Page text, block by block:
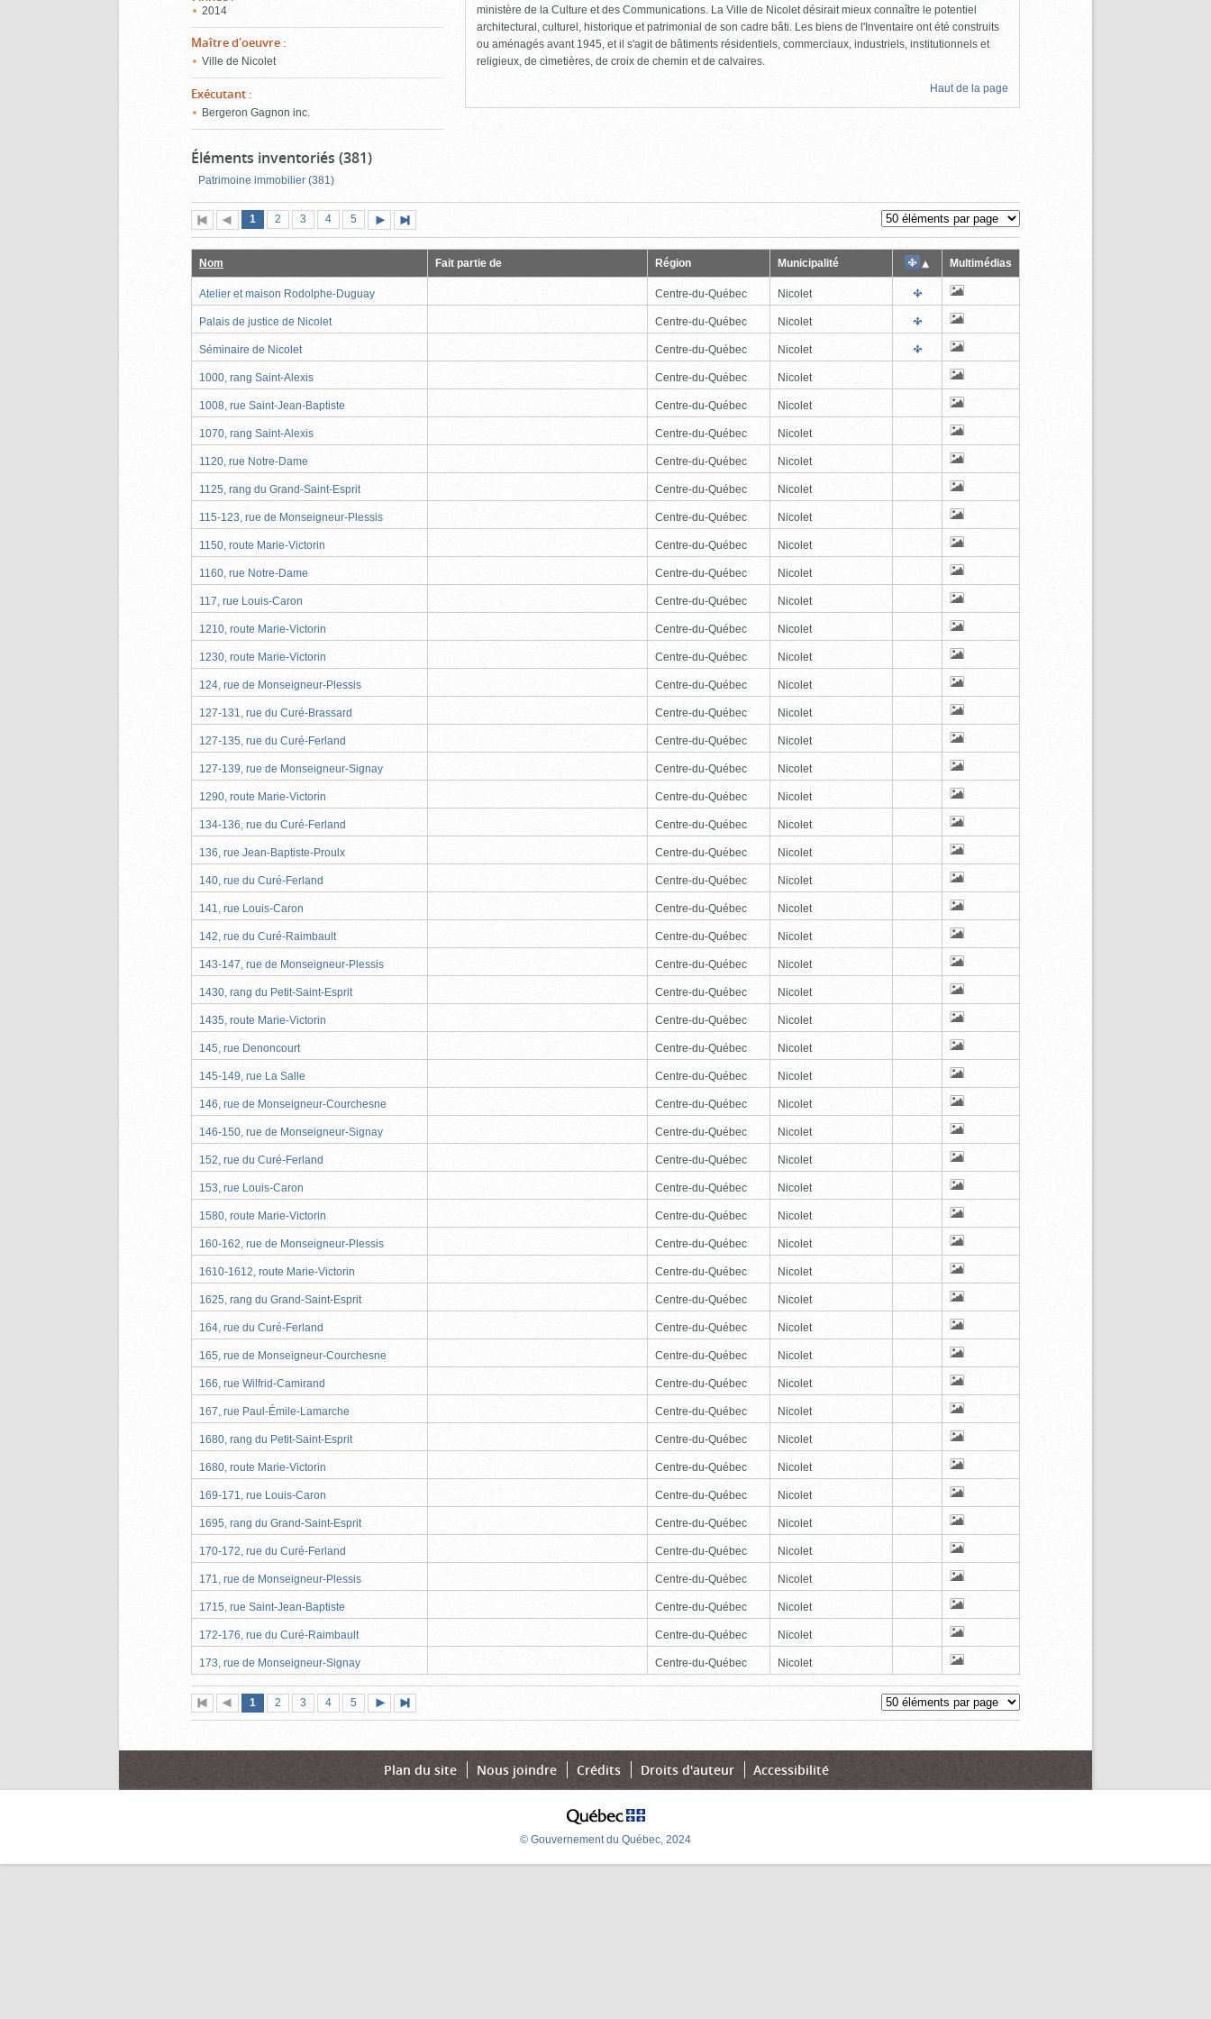
2014
Maître d'oeuvre :
Ville de Nicolet
Exécutant :
Bergeron Gagnon inc.
ministère de la Culture et des Communications. La Ville de Nicolet désirait mieux connaître le potentiel
architectural, culturel, historique et patrimonial de son cadre bâti. Les biens de l'Inventaire ont été construits
ou aménagés avant 1945, et il s'agit de bâtiments résidentiels, commerciaux, industriels, institutionnels et
religieux, de cimetières, de croix de chemin et de calvaires.
Haut de la page
Éléments inventoriés (381)
Patrimoine immobilier (381)
Première
page
Page
précédente
Page
1 (page
actuelle)
Page
2 Page
3 Page
4 Page
5
suivante
page
Nom Fait partie de Région Municipalité Multimédias
Atelier et maison Rodolphe-Duguay Centre-du-Québec Nicolet
Palais de justice de Nicolet Centre-du-Québec Nicolet
Séminaire de Nicolet Centre-du-Québec Nicolet
1000, rang Saint-Alexis Centre-du-Québec Nicolet
1008, rue Saint-Jean-Baptiste Centre-du-Québec Nicolet
1070, rang Saint-Alexis Centre-du-Québec Nicolet
1120, rue Notre-Dame Centre-du-Québec Nicolet
1125, rang du Grand-Saint-Esprit Centre-du-Québec Nicolet
115-123, rue de Monseigneur-Plessis Centre-du-Québec Nicolet
1150, route Marie-Victorin Centre-du-Québec Nicolet
1160, rue Notre-Dame Centre-du-Québec Nicolet
117, rue Louis-Caron Centre-du-Québec Nicolet
1210, route Marie-Victorin Centre-du-Québec Nicolet
1230, route Marie-Victorin Centre-du-Québec Nicolet
124, rue de Monseigneur-Plessis Centre-du-Québec Nicolet
127-131, rue du Curé-Brassard Centre-du-Québec Nicolet
127-135, rue du Curé-Ferland Centre-du-Québec Nicolet
127-139, rue de Monseigneur-Signay Centre-du-Québec Nicolet
1290, route Marie-Victorin Centre-du-Québec Nicolet
134-136, rue du Curé-Ferland Centre-du-Québec Nicolet
136, rue Jean-Baptiste-Proulx Centre-du-Québec Nicolet
140, rue du Curé-Ferland Centre-du-Québec Nicolet
141, rue Louis-Caron Centre-du-Québec Nicolet
142, rue du Curé-Raimbault Centre-du-Québec Nicolet
143-147, rue de Monseigneur-Plessis Centre-du-Québec Nicolet
1430, rang du Petit-Saint-Esprit Centre-du-Québec Nicolet
1435, route Marie-Victorin Centre-du-Québec Nicolet
145, rue Denoncourt Centre-du-Québec Nicolet
145-149, rue La Salle Centre-du-Québec Nicolet
146, rue de Monseigneur-Courchesne Centre-du-Québec Nicolet
146-150, rue de Monseigneur-Signay Centre-du-Québec Nicolet
152, rue du Curé-Ferland Centre-du-Québec Nicolet
153, rue Louis-Caron Centre-du-Québec Nicolet
1580, route Marie-Victorin Centre-du-Québec Nicolet
160-162, rue de Monseigneur-Plessis Centre-du-Québec Nicolet
1610-1612, route Marie-Victorin Centre-du-Québec Nicolet
1625, rang du Grand-Saint-Esprit Centre-du-Québec Nicolet
164, rue du Curé-Ferland Centre-du-Québec Nicolet
165, rue de Monseigneur-Courchesne Centre-du-Québec Nicolet
166, rue Wilfrid-Camirand Centre-du-Québec Nicolet
167, rue Paul-Émile-Lamarche Centre-du-Québec Nicolet
1680, rang du Petit-Saint-Esprit Centre-du-Québec Nicolet
1680, route Marie-Victorin Centre-du-Québec Nicolet
169-171, rue Louis-Caron Centre-du-Québec Nicolet
1695, rang du Grand-Saint-Esprit Centre-du-Québec Nicolet
170-172, rue du Curé-Ferland Centre-du-Québec Nicolet
171, rue de Monseigneur-Plessis Centre-du-Québec Nicolet
1715, rue Saint-Jean-Baptiste Centre-du-Québec Nicolet
172-176, rue du Curé-Raimbault Centre-du-Québec Nicolet
173, rue de Monseigneur-Signay Centre-du-Québec Nicolet
Première
page
Page
précédente
Page
1 (page
actuelle)
Page
2 Page
3 Page
4 Page
5
suivante
page
Plan du site Nous joindre Crédits Droits d'auteur Accessibilité
© Gouvernement du Québec, 2024